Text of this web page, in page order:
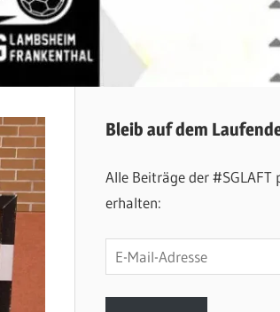
Bleib auf dem
Alle Beiträge der #SGLAFT
erhalten:
E-
Mail-
Adresse